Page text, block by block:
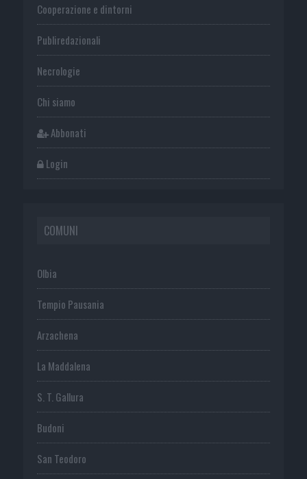
Cooperazione e dintorni
Publiredazionali
Necrologie
Chi siamo
Abbonati
Login
COMUNI
Olbia
Tempio Pausania
Arzachena
La Maddalena
S. T. Gallura
Budoni
San Teodoro